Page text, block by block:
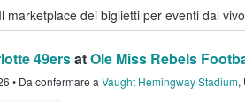
Il marketplace dei biglietti per eventi dal
Dove i fan comprano e
49ersatOle Miss Rebels
• Da confermare a Vaught Hemingway Stadium,